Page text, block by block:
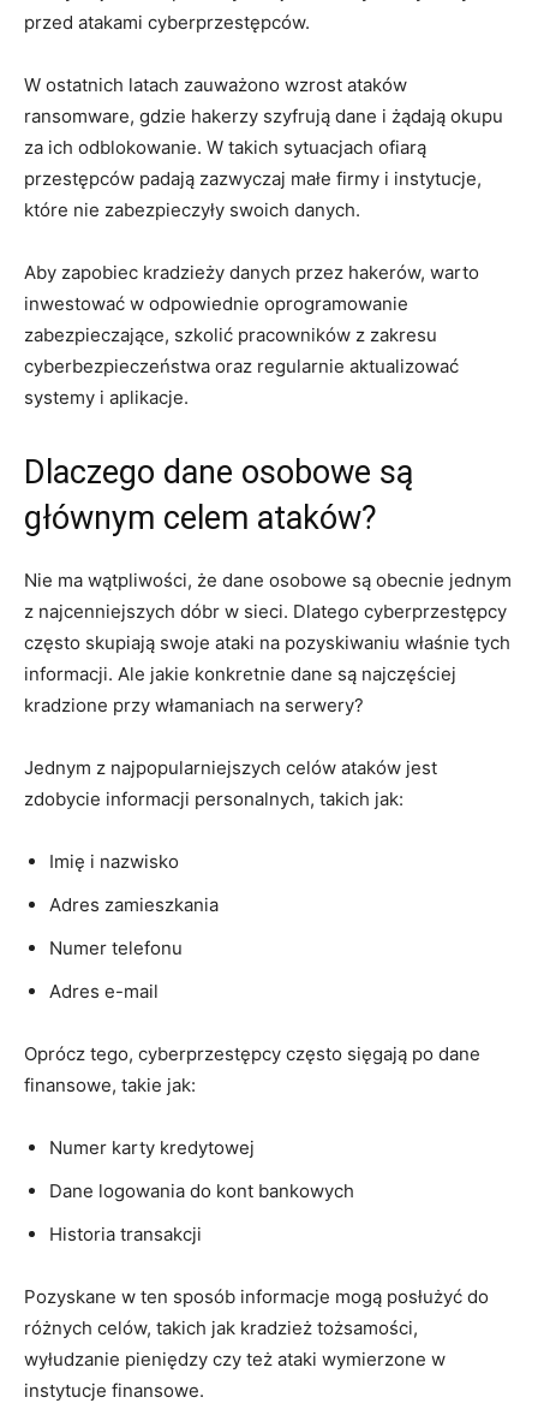
przed atakami ⁣cyberprzestępców.
W ⁤ostatnich ⁣latach ​zauważono wzrost‌ ataków⁤
ransomware, gdzie hakerzy szyfrują‍ dane i żądają okupu‍
za ich odblokowanie. W takich⁣ sytuacjach ofiarą
przestępców padają‍ zazwyczaj małe firmy i ⁤instytucje,
które nie zabezpieczyły swoich‍ danych.
Aby zapobiec ‍kradzieży danych ⁢przez​ hakerów,‍ warto
inwestować w odpowiednie oprogramowanie ​
zabezpieczające,⁤ szkolić ⁢pracowników z ⁣zakresu
cyberbezpieczeństwa oraz regularnie aktualizować
systemy i ‍aplikacje.
Dlaczego dane​ osobowe są
głównym celem ⁣ataków?
Nie⁢ ma ⁢wątpliwości, że dane osobowe są obecnie ⁤jednym
z najcenniejszych dóbr w⁢ sieci. Dlatego cyberprzestępcy⁢
często skupiają swoje⁤ ataki na pozyskiwaniu właśnie tych⁤
informacji.​ Ale ⁢jakie konkretnie ⁤dane‍ są ‍najczęściej
‍kradzione przy włamaniach⁤ na serwery?
Jednym z ‌najpopularniejszych celów⁣ ataków jest
zdobycie informacji personalnych, takich jak:
Imię i​ nazwisko
Adres ‌zamieszkania
Numer‍ telefonu
Adres e-mail
Oprócz ‌tego, cyberprzestępcy ⁤często sięgają po dane⁢
finansowe, takie jak:
Numer ⁣karty kredytowej
Dane‍ logowania do kont‍ bankowych
Historia⁣ transakcji
Pozyskane w ‍ten ​sposób ⁤informacje‌ mogą ​posłużyć⁣ do
⁢różnych celów, takich jak​ kradzież tożsamości,‌
wyłudzanie pieniędzy ⁤czy ‍też ataki ​wymierzone w‍
instytucje‍ finansowe.